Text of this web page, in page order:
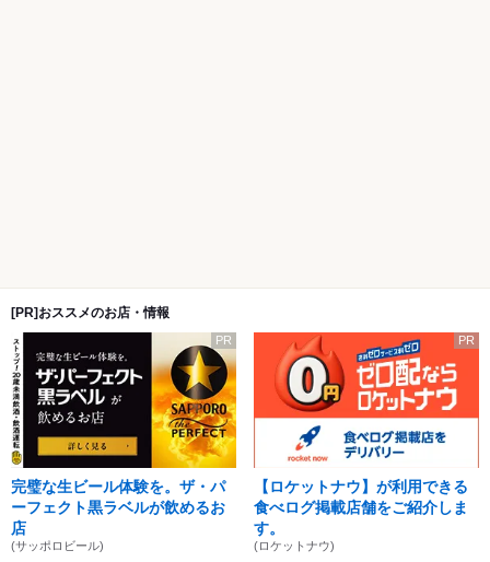
[PR]おススメのお店・情報
PR
完璧な生ビール体験を。ザ・パ
ーフェクト黒ラベルが飲めるお
店
(サッポロビール)
PR
【ロケットナウ】が利用できる
食べログ掲載店舗をご紹介しま
す。
(ロケットナウ)